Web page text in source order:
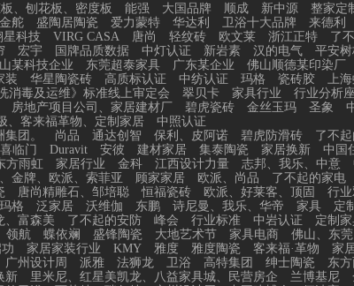
、刨花板、密度板 能强 大国品牌 顺成 新中源 整家定
金舵 盛陶居陶瓷 爱力蒙特 华达利 卫浴十大品牌 来德利
星科技 VIRG CASA 唐尚 轻纹砖 欧文莱 浙江正特
了
宏宇 国牌品质数据 中灯认证 新岩素 汉的电气
平安
某科技企业 东莞超泰家具 广东某企业 佛山顺德某印染厂
装 华星陶瓷砖 高质标认证 中纺认证 玛格 瓷砖胶 上
消毒及运维》标准线上审定会 翠贝卡 家具行业 行业分析
房地产项目公司、家居建材厂 碧虎瓷砖 金丝玉玛 圣象
、客来福革物、定制家居
中照认证
团。
尚品 通达创智 保利、皮阿诺 碧虎防滑砖 了不
喜临门 Duravit 安彼 建材家居 集泰陶瓷 家居换新
中国
方雨虹 家居行业 金科 江西设计力量 志邦、我乐、中意
金牌、欧派、索菲亚 顾家家居 欧派、尚品 了不起的家电
唐尚精雕石、邹培聪 恒福瓷砖 欧派、好莱客、顶固
行
格
泛家居 沃维伽 东鹏 诗尼曼、我乐、华帝 家具 定
、富森美 了不起的安防 峰会 行业标准 中岩认证 定制
领航 蝶依斓 盛锋陶瓷 大地艺术节 家具电商
佛山、东
功 家居家装行业 KMY 雅度 雅度陶瓷 客来福·革物
家
广州设计周 派雅 法狮龙 卫浴 高特集团 绅士陶瓷
东
新 里米尼、红星美凯龙、八益家具城、民营房企 兰博基尼